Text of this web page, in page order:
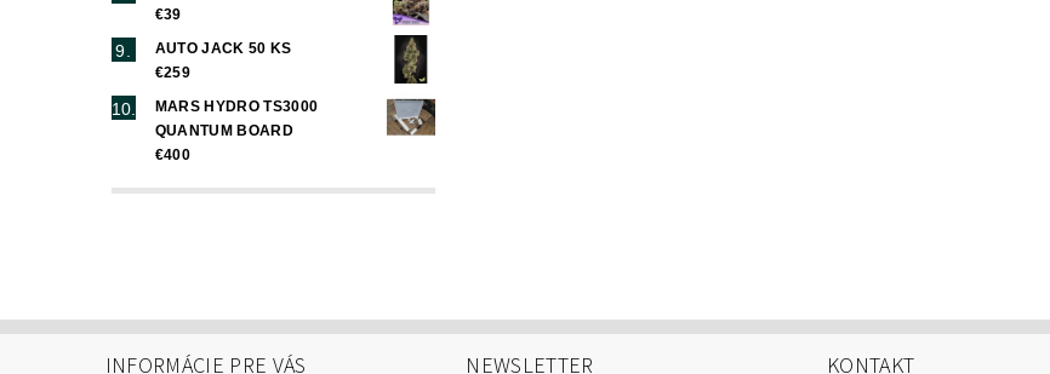
€39
AUTO JACK 50 KS
€259
MARS HYDRO TS3000
QUANTUM BOARD
€400
INFORMÁCIE PRE VÁS NEWSLETTER KONTAKT